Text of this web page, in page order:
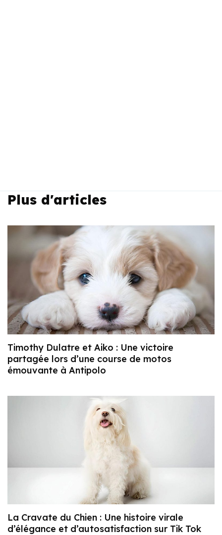
Plus d'articles
Timothy Dulatre et Aiko : Une victoire
partagée lors d’une course de motos
émouvante à Antipolo
La Cravate du Chien : Une histoire virale
d’élégance et d’autosatisfaction sur Tik Tok